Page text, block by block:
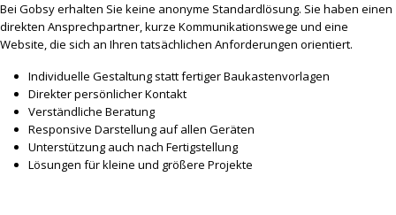
Bei Gobsy erhalten Sie keine anonyme Standardlösung. Sie haben einen
direkten Ansprechpartner, kurze Kommunikationswege und eine
Website, die sich an Ihren tatsächlichen Anforderungen orientiert.
Individuelle Gestaltung statt fertiger Baukastenvorlagen
Direkter persönlicher Kontakt
Verständliche Beratung
Responsive Darstellung auf allen Geräten
Unterstützung auch nach Fertigstellung
Lösungen für kleine und größere Projekte